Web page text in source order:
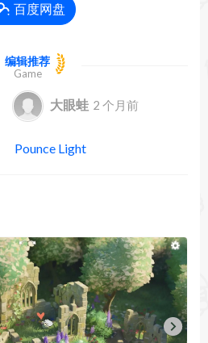
百度网盘
编辑推荐
Game
大眼蛙 2 个月前
Pounce Light